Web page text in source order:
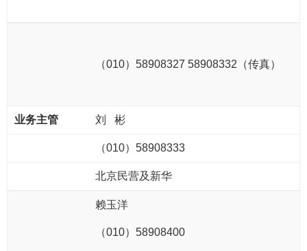
（010） 58908327 58908332 （传真）
刘 彬
（010） 58908333
北京民营及新华
赖玉洋
（010） 58908400